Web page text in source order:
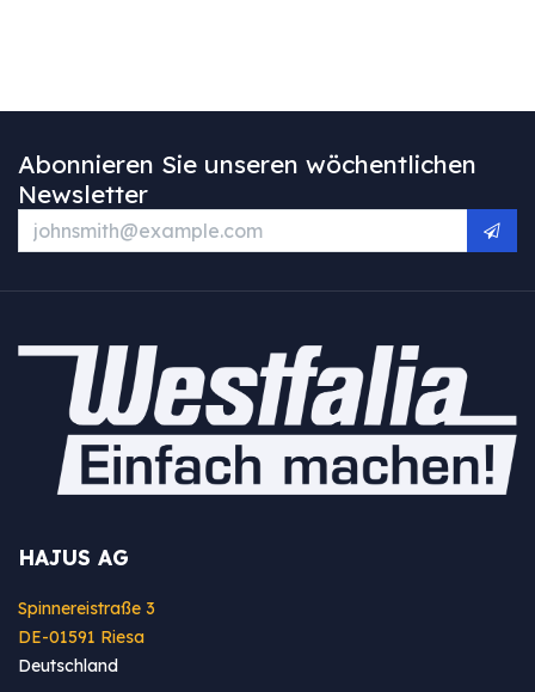
Abonnieren Sie unseren wöchentlichen
Newsletter
HAJUS AG
Spinnereistraße 3
DE-01591 Riesa
Deutschland